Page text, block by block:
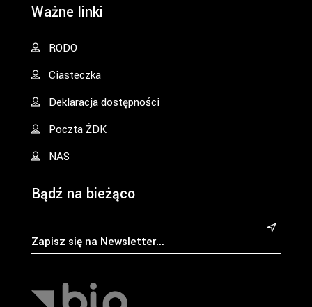
Ważne linki
RODO
Ciasteczka
Deklaracja dostępności
Poczta ŻDK
NAS
Bądź na bieżąco
&